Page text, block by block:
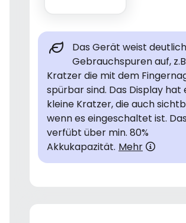
Das Gerät weist
Gebrauchspuren auf,
Kratzer die mit dem
spürbar sind. Das Display hat
kleine Kratzer, die auch
wenn es eingeschaltet ist.
verfübt über min. 80%
Akkukapazität. Mehr